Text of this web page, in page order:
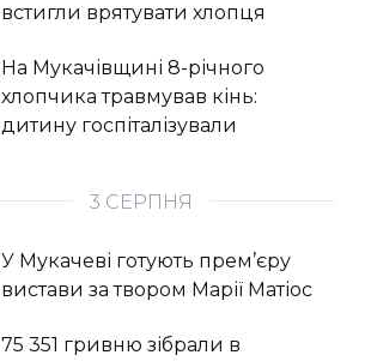
встигли врятувати хлопця
На Мукачівщині 8-річного
хлопчика травмував кінь:
дитину госпіталізували
3 СЕРПНЯ
У Мукачеві готують прем’єру
вистави за твором Марії Матіос
75 351 гривню зібрали в